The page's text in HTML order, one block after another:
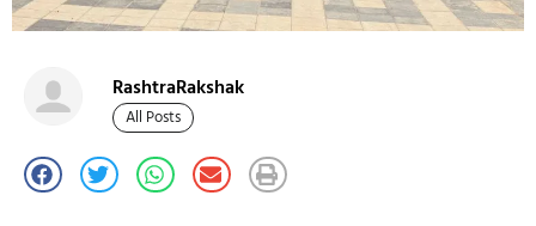
RashtraRakshak
All Posts